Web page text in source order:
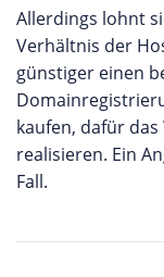
Allerdings lohnt
Verhältnis der
günstiger einen
kaufen, dafür
realisieren. Ein
Fall.